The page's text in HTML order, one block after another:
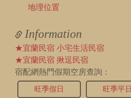
地理位置
Information
★宜蘭民宿 小宅生活民宿
★宜蘭民宿 揪逗民宿
宿配網熱門假期空房查詢：
旺季假日 旺季平日